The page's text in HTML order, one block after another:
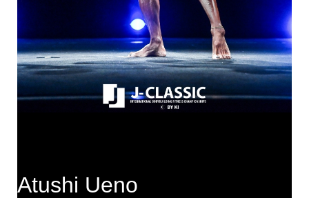
Atushi Ueno